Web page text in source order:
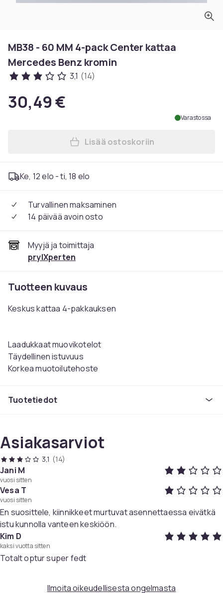
MB38 - 60 MM 4-pack Center kattaa
Mercedes Benz kromin
3,1 (14)
30,49 €
Varastossa
Lisää MB38 - 60 MM 4-
Lisää ostoskoriin
Ke, 12 elo - ti, 18 elo
Turvallinen maksaminen
14 päivää avoin osto
Myyjä ja toimittaja
prylXperten
Tuotteen kuvaus
Keskus kattaa 4-pakkauksen
Laadukkaat muovikotelot
Täydellinen istuvuus
Korkea muotoilutehoste
Halkaisija: 61mm ulkomitta 61,5 mm sisämitta
Väri
silver
Koko
One-size
Paino, gramma
54
Tuotenro
c0695b20-057c-429a-bbb3-e09db9e13d8b
Tuoteturvallisuustiedot
Tuotetiedot
Asiakasarviot
3,1 (14)
Jani M
vuosi sitten
Vesa T
vuosi sitten
En suosittele, kiinnikkeet murtuvat asennettaessa eivätkä
istu kunnolla vanteen keskiöön.
Kim D
kaksi vuotta sitten
Totalt optur super fedt
Ilmoita oikeudellisesta ongelmasta